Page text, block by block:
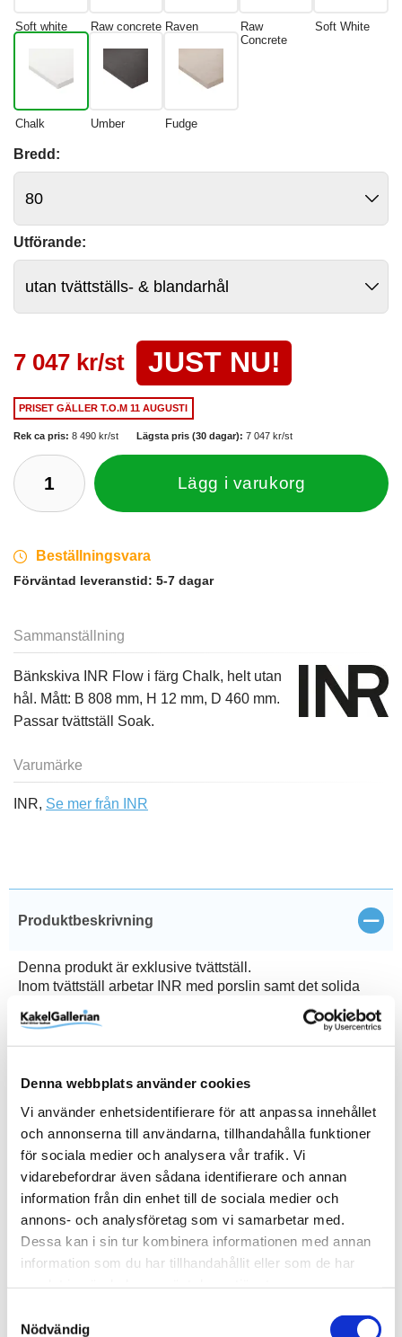
Denna webbplats använder cookies
Vi använder enhetsidentifierare för att anpassa innehållet
och annonserna till användarna, tillhandahålla funktioner
för sociala medier och analysera vår trafik. Vi
vidarebefordrar även sådana identifierare och annan
information från din enhet till de sociala medier och
annons- och analysföretag som vi samarbetar med.
Dessa kan i sin tur kombinera informationen med annan
information som du har tillhandahållit eller som de har
Nödvändig
Soft white Raw concrete Raven
Raw
Concrete
Soft White
Chalk Umber Fudge
Bredd:
Utförande:
7 047 kr/st JUST NU!
PRISET GÄLLERT.O.M 11 AUGUSTI
Rek ca pris: 8 490 kr/st Lägsta pris (30 dagar): 7 047 kr/st
Lägg i varukorg
Beställningsvara
Förväntad leveranstid: 5-7 dagar
Sammanställning
Bänkskiva INR Flow i färg Chalk, helt utan
hål. Mått: B 808 mm, H 12 mm, D 460 mm.
Passar tvättställ Soak.
Varumärke
INR, Se mer från INR
Produktbeskrivning Stäng
Denna produkt är exklusive tvättställ.
Inom tvättställ arbetar INR med porslin samt det solida
och porfria kompositmaterialet solid surface. Alla deras
tvättställ genomgår löpande toleranskontroller och ger en
livslängd långt bortom garantitiden. För dig som föredrar
Wave med underlimmat tvättställ samt Flow med
ovanpåliggande runt tvättställ. Bänkskivorna tillverkas i
mineralkomposit och solid surface och passar alla
kommoder i möbelserierna Core och Terra. Alla
bänkskivorna går att få med eller utan hål för blandare.
Produktinformation